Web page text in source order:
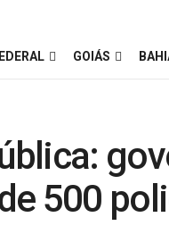
GOIÁS
500